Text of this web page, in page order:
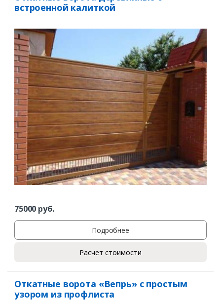
встроенной калиткой
75000 руб.
Подробнее
Расчет стоимости
Откатные ворота «Вепрь» с простым
узором из профлиста